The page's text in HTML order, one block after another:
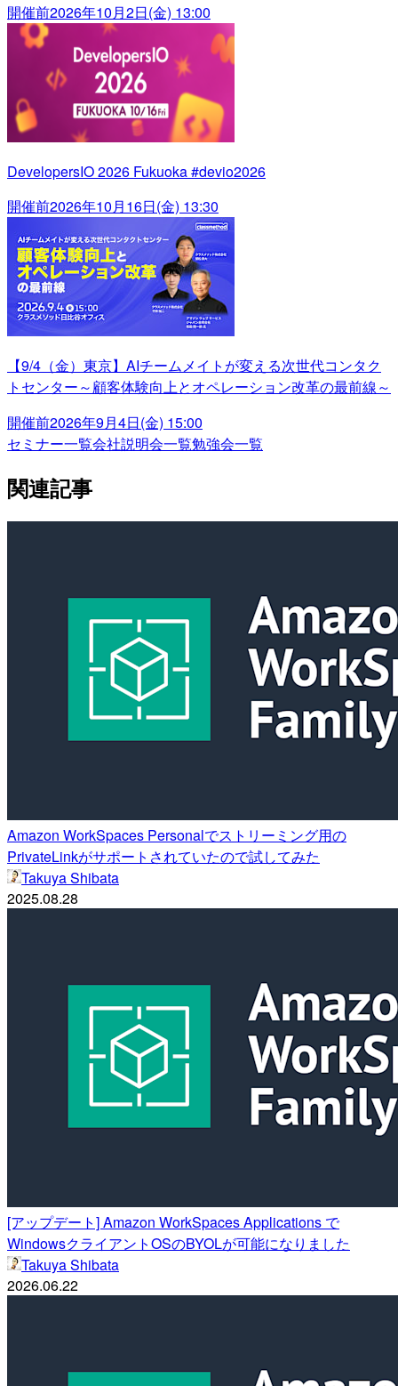
開催前2026年10月2日(金) 13:00
DevelopersIO 2026 Fukuoka #devio2026
開催前2026年10月16日(金) 13:30
【9/4（金）東京】AIチームメイトが変える次世代コンタク
トセンター～顧客体験向上とオペレーション改革の最前線～
開催前2026年9月4日(金) 15:00
セミナー一覧会社説明会一覧勉強会一覧
関連記事
Amazon WorkSpaces Personalでストリーミング用の
PrivateLinkがサポートされていたので試してみた
Takuya Shibata
2025.08.28
[アップデート] Amazon WorkSpaces Applications で
WindowsクライアントOSのBYOLが可能になりました
Takuya Shibata
2026.06.22